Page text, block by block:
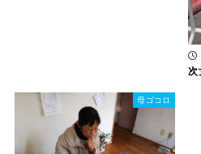
次
母ゴコロ